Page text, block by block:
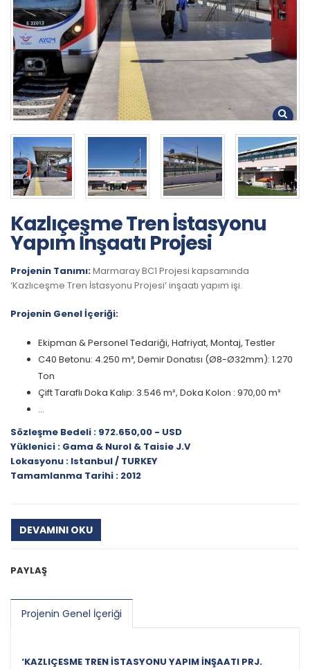
Kazlıçeşme Tren İstasyonu
Yapım İnşaatı Projesi
Projenin Tanımı:Marmaray BC1 Projesi kapsamında
‘Kazlıceşme Tren İstasyonu Projesi’ inşaatı yapım işi.
Projenin Genel İçeriği:
Ekipman & Personel Tedariği, Hafriyat, Montaj, Testler
C40 Betonu: 4.250 m³, Demir Donatısı (Ø8-Ø32mm): 1.270
Ton
Çift Taraflı Doka Kalıp: 3.546 m², Doka Kolon : 970,00 m²
...
Sözleşme Bedeli : 972.650,00 - USD
Yüklenici : Gama & Nurol & Taisie J.V
Lokasyonu : Istanbul / TURKEY
Tamamlanma Tarihi : 2012
DEVAMINI OKU
PAYLAŞ
Projenin Genel İçeriği
‘KAZLIÇESME TREN İSTASYONU YAPIM İNŞAATI PRJ.